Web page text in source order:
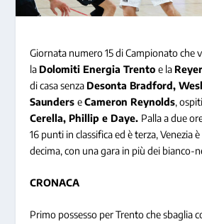
Giornata numero 15 di Campionato che
la Dolomiti Energia Trentoe la
di casa senza Desonta Bradford,
SaunderseCameron Reynolds,
Cerella, Phillip e Daye. Palla a due
16 punti in classifica ed è terza, Venezia
decima, con una gara in più dei bianco-
CRONACA
Primo possesso per Trento che sbaglia